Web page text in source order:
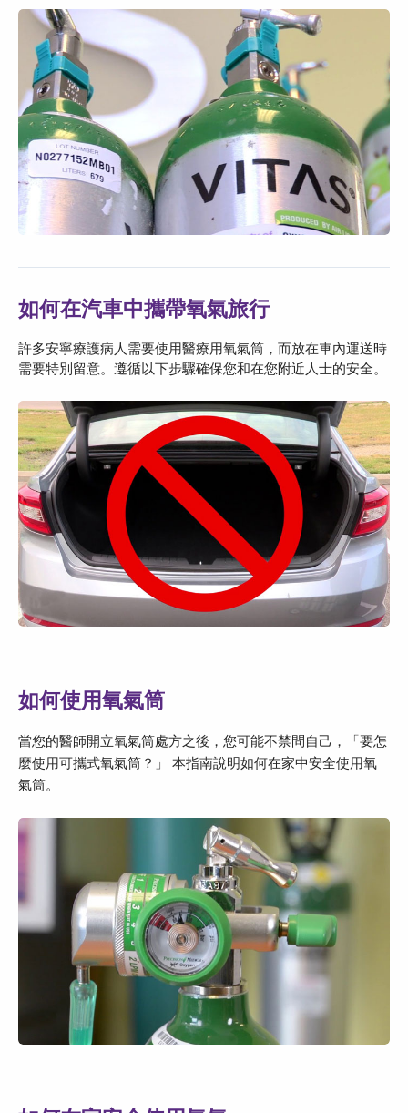
如何在汽車中攜帶氧氣旅行
許多安寧療護病人需要使用醫療用氧氣筒，而放在車內運送時
需要特別留意。遵循以下步驟確保您和在您附近人士的安全。
如何使用氧氣筒
當您的醫師開立氧氣筒處方之後，您可能不禁問自己，「要怎
麼使用可攜式氧氣筒？」 本指南說明如何在家中安全使用氧
氣筒。